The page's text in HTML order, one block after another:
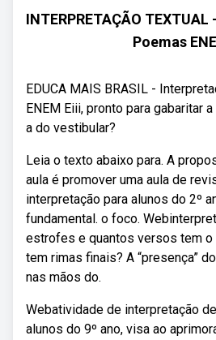
INTERPRETAÇÃO
Poemas
EDUCA MAIS BRASIL -
ENEM Eiii, pronto para gabaritar
a do vestibular?
Leia o texto abaixo para. A
aula é promover uma aula de
interpretação para alunos do 2º
fundamental. o foco.
estrofes e quantos versos tem o
tem rimas finais? A “presença”
nas mãos do.
Webatividade de interpretação
alunos do 9º ano, visa ao